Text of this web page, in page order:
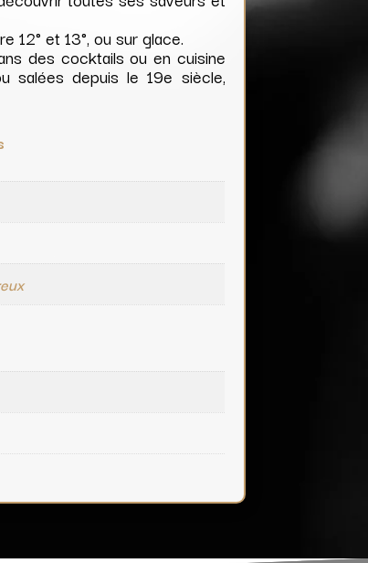
12° et 13°, ou sur glace.
des cocktails ou en cuisine
salées depuis le 19e siècle,